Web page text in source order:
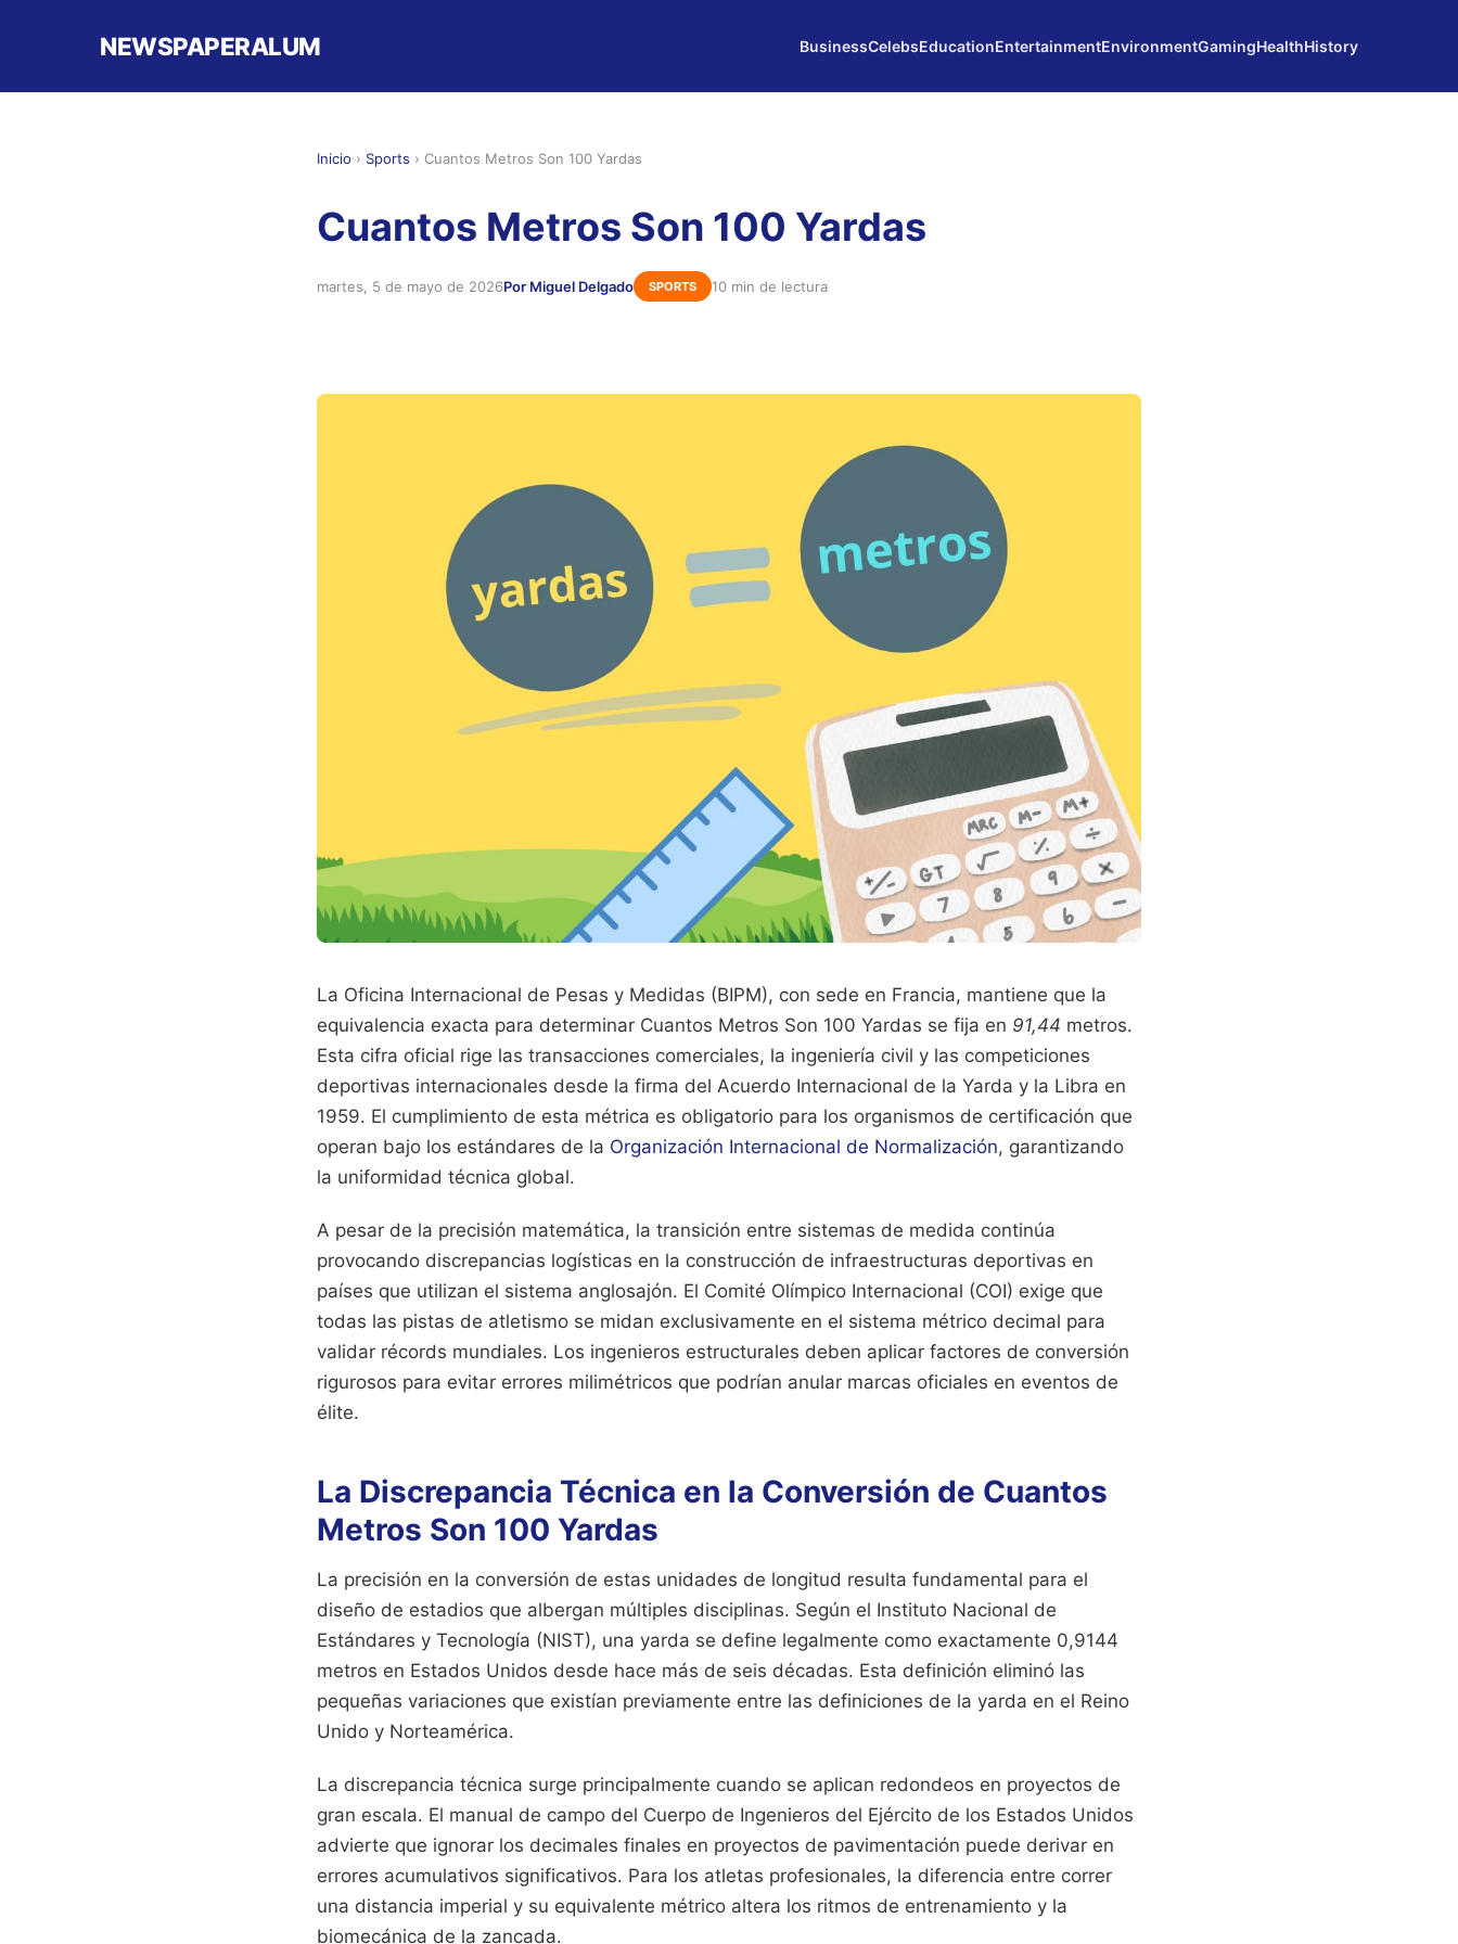
NEWSPAPERALUM BusinessCelebsEducationEntertainmentEnvironmentGamingHealthHistory
Inicio › Sports › Cuantos Metros Son 100 Yardas
Cuantos Metros Son 100 Yardas
martes, 5 de mayo de 2026Por Miguel Delgado SPORTS 10 min de lectura
La Oficina Internacional de Pesas y Medidas (BIPM), con sede en Francia, mantiene que la
equivalencia exacta para determinar Cuantos Metros Son 100 Yardas se fija en 91,44 metros.
Esta cifra oficial rige las transacciones comerciales, la ingeniería civil y las competiciones
deportivas internacionales desde la firma del Acuerdo Internacional de la Yarda y la Libra en
1959. El cumplimiento de esta métrica es obligatorio para los organismos de certificación que
operan bajo los estándares de la Organización Internacional de Normalización, garantizando
la uniformidad técnica global.
A pesar de la precisión matemática, la transición entre sistemas de medida continúa
provocando discrepancias logísticas en la construcción de infraestructuras deportivas en
países que utilizan el sistema anglosajón. El Comité Olímpico Internacional (COI) exige que
todas las pistas de atletismo se midan exclusivamente en el sistema métrico decimal para
validar récords mundiales. Los ingenieros estructurales deben aplicar factores de conversión
rigurosos para evitar errores milimétricos que podrían anular marcas oficiales en eventos de
élite.
La Discrepancia Técnica en la Conversión de Cuantos
Metros Son 100 Yardas
La precisión en la conversión de estas unidades de longitud resulta fundamental para el
diseño de estadios que albergan múltiples disciplinas. Según el Instituto Nacional de
Estándares y Tecnología (NIST), una yarda se define legalmente como exactamente 0,9144
metros en Estados Unidos desde hace más de seis décadas. Esta definición eliminó las
pequeñas variaciones que existían previamente entre las definiciones de la yarda en el Reino
Unido y Norteamérica.
La discrepancia técnica surge principalmente cuando se aplican redondeos en proyectos de
gran escala. El manual de campo del Cuerpo de Ingenieros del Ejército de los Estados Unidos
advierte que ignorar los decimales finales en proyectos de pavimentación puede derivar en
errores acumulativos significativos. Para los atletas profesionales, la diferencia entre correr
una distancia imperial y su equivalente métrico altera los ritmos de entrenamiento y la
biomecánica de la zancada.